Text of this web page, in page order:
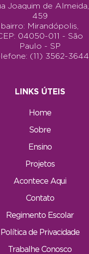
Joaquim de Almeida,
459
bairro: Mirandópolis,
04050-011 - São
Paulo - SP
(11) 3562-3644
LINKS ÚTEIS
Home
Sobre
Ensino
Projetos
Acontece Aqui
Contato
Regimento Escolar
Política de Privacidade
Trabalhe Conosco